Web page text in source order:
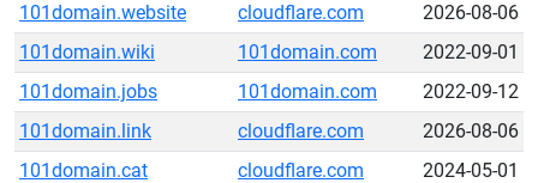
101domain.website
cloudflare.com
2026-08-06
101domain.wiki
101domain.com
2022-09-01
101domain.jobs
101domain.com
2022-09-12
101domain.link
cloudflare.com
2026-08-06
101domain.cat
cloudflare.com
2024-05-01